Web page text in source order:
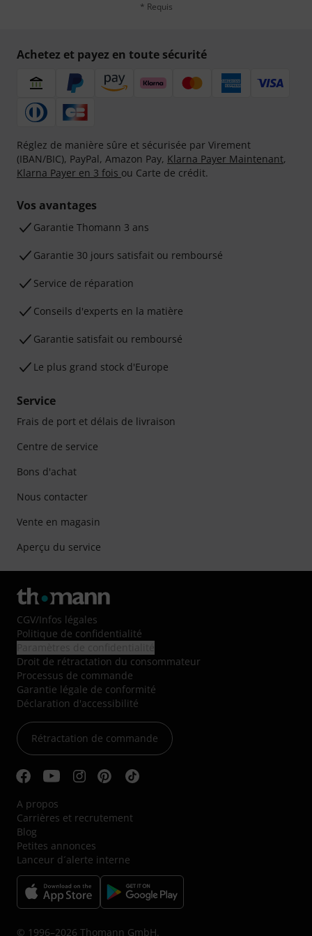
* Requis
Achetez et payez en toute sécurité
Réglez de manière sûre et sécurisée par Virement
(IBAN/BIC), PayPal, Amazon Pay, Klarna Payer Maintenant,
Klarna Payer en 3 fois ou Carte de crédit.
Vos avantages
Ga­ran­tie Thomann 3 ans
Garantie 30 jours satisfait ou remboursé
Service de réparation
Conseils d'experts en la matière
Garantie satisfait ou remboursé
Le plus grand stock d'Europe
Service
Frais de port et délais de livraison
Centre de service
Bons d'achat
Nous contacter
Vente en magasin
Aperçu du service
CGV/Infos légales
Politique de confidentialité
Droit de rétractation du consommateur
Processus de commande
Garantie légale de conformité
Déclaration d'accessibilité
Rétractation de commande
A propos
Carrières et recrutement
Blog
Petites annonces
Lanceur d´alerte interne
© 1996–2026 Thomann GmbH.